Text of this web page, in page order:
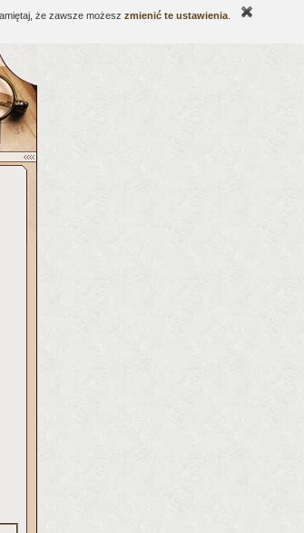
że zawsze możesz zmienić te ustawienia